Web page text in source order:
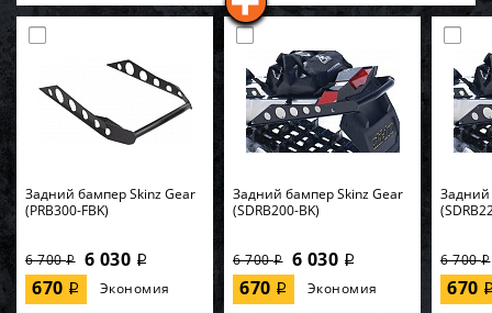
Задний бампер Skinz Gear
(PRB300-FBK)
6 700i 6 030 i
670 i Экономия
Задний бампер Skinz Gear
(SDRB200-BK)
6 700i 6 030 i
670 i Экономия
Задний
6 700i
670